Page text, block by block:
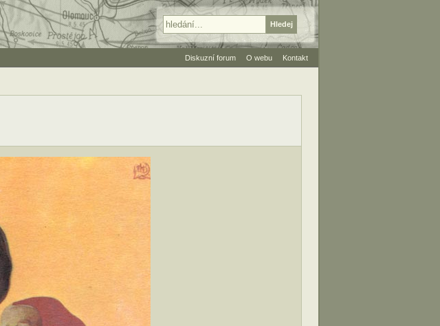
Diskuzní forum O webu Kontakt